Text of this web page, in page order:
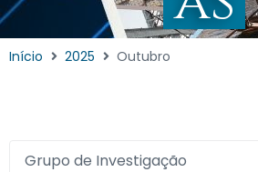
Início 2025 Outubro